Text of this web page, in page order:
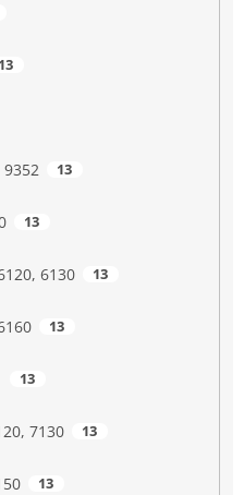
13
9352 13
13
6130 13
13
13
7130 13
13